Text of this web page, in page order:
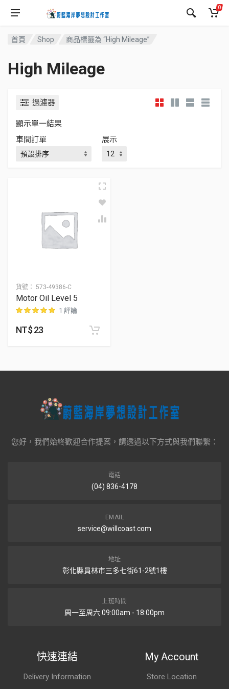
0
首頁 Shop 商品標籤為 “High Mileage”
High Mileage
過濾器
顯示單一結果
車間訂單
展示
貨號： 573-49386-C
Motor Oil Level 5
位顧客進行評分
1 評論
NT$23
您好，我們始終歡迎合作提案，請透過以下方式與我們聯繫：
電話
(04) 836-4178
EMAIL
service@willcoast.com
地址
彰化縣員林市三多七街61-2號1樓
上班時間
周一至周六 09:00am - 18:00pm
快速連結
Delivery Information
My Account
Store Location